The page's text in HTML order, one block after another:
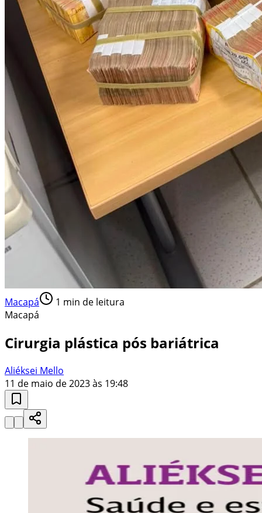
Macapá 1 min de leitura
Macapá
Cirurgia plástica pós bariátrica
Aliéksei Mello
11 de maio de 2023 às 19:48